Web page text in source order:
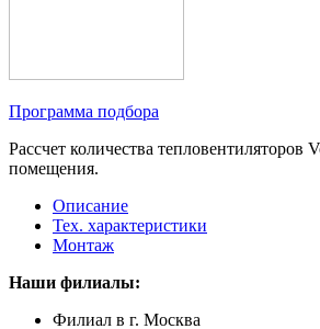
Программа подбора
Рассчет количества тепловентиляторов
помещения.
Описание
Тех. характеристики
Монтаж
Наши филиалы:
Филиал в г. Москва